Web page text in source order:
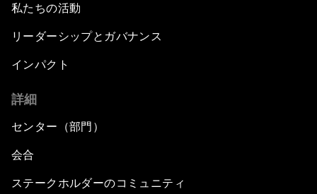
私たちの活動
リーダーシップとガバナンス
インパクト
詳細
センター（部門）
会合
ステークホルダーのコミュニティ